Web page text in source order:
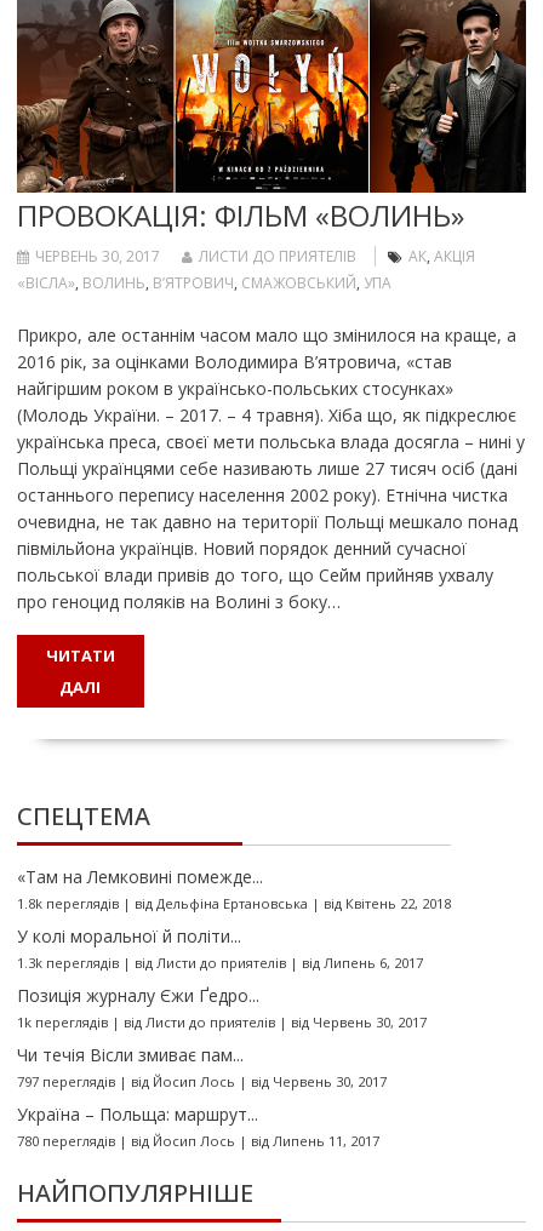
ПРОВОКАЦІЯ: ФІЛЬМ «ВОЛИНЬ»
ЧЕРВЕНЬ 30, 2017 ЛИСТИ ДО ПРИЯТЕЛІВ АК, АКЦІЯ
«ВІСЛА», ВОЛИНЬ, В’ЯТРОВИЧ, СМАЖОВСЬКИЙ, УПА
Прикро, але останнім часом мало що змінилося на краще, а
2016 рік, за оцінками Володимира В’ятровича, «став
найгіршим роком в українсько-польських стосунках»
(Молодь України. – 2017. – 4 травня). Хіба що, як підкреслює
українська преса, своєї мети польська влада досягла – нині у
Польщі українцями себе називають лише 27 тисяч осіб (дані
останнього перепису населення 2002 року). Етнічна чистка
очевидна, не так давно на території Польщі мешкало понад
півмільйона українців. Новий порядок денний сучасної
польської влади привів до того, що Сейм прийняв ухвалу
про геноцид поляків на Волині з боку…
ЧИТАТИ
ДАЛІ
СПЕЦТЕМА
«Там на Лемковині помежде...
1.8k переглядів| від Дельфіна Ертановська | від Квітень 22, 2018
У колі моральної й політи...
1.3k переглядів| від Листи до приятелів| від Липень 6, 2017
Позиція журналу Єжи Ґедро...
1k переглядів| від Листи до приятелів| від Червень 30, 2017
Чи течія Вісли змиває пам...
797 переглядів| від Йосип Лось | від Червень 30, 2017
Україна – Польща: маршрут...
780 переглядів| від Йосип Лось | від Липень 11, 2017
НАЙПОПУЛЯРНІШЕ